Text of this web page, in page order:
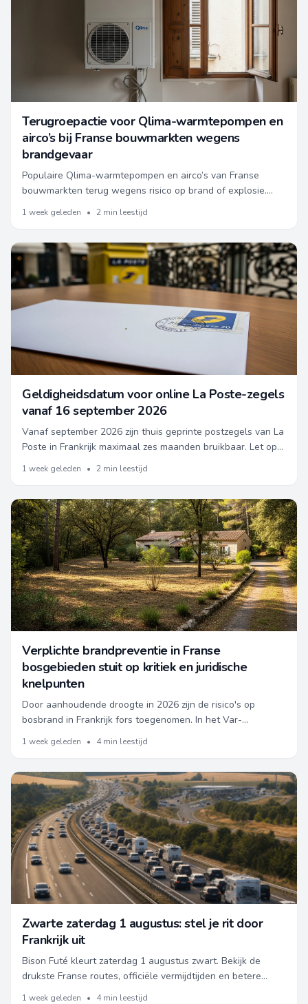
Terugroepactie voor Qlima-warmtepompen en
airco’s bij Franse bouwmarkten wegens
brandgevaar
Populaire Qlima-warmtepompen en airco’s van Franse
bouwmarkten terug wegens risico op brand of explosie.
Essentiële waarschuwing voor bezitters in Frankrijk.
1 week geleden • 2 min leestijd
Geldigheidsdatum voor online La Poste-zegels
vanaf 16 september 2026
Vanaf september 2026 zijn thuis geprinte postzegels van La
Poste in Frankrijk maximaal zes maanden bruikbaar. Let op
als je zelden post verstuurt.
1 week geleden • 2 min leestijd
Verplichte brandpreventie in Franse
bosgebieden stuit op kritiek en juridische
knelpunten
Door aanhoudende droogte in 2026 zijn de risico's op
bosbrand in Frankrijk fors toegenomen. In het Var-
departement moesten bijna 5.000 mensen evacueren na
een grote brand, met nog steeds geldende maatregelen in
1 week geleden • 4 min leestijd
Zwarte zaterdag 1 augustus: stel je rit door
Frankrijk uit
Bison Futé kleurt zaterdag 1 augustus zwart. Bekijk de
drukste Franse routes, officiële vermijdtijden en betere
reisdagen.
1 week geleden • 4 min leestijd